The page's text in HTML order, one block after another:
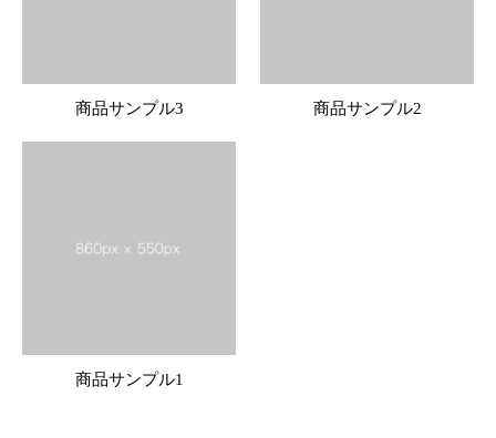
商品サンプル3 商品サンプル2
商品サンプル1